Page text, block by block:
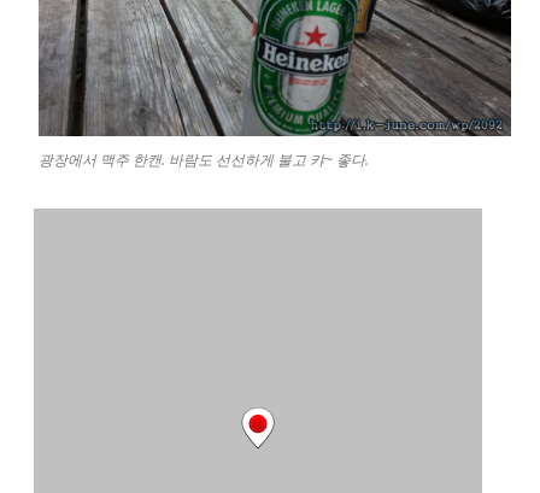
광장에서 맥주 한캔. 바람도 선선하게 불고 캬~ 좋다.